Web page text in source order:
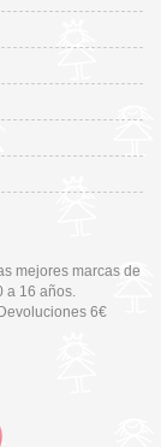
mejores marcas de
a 16 años.
6€